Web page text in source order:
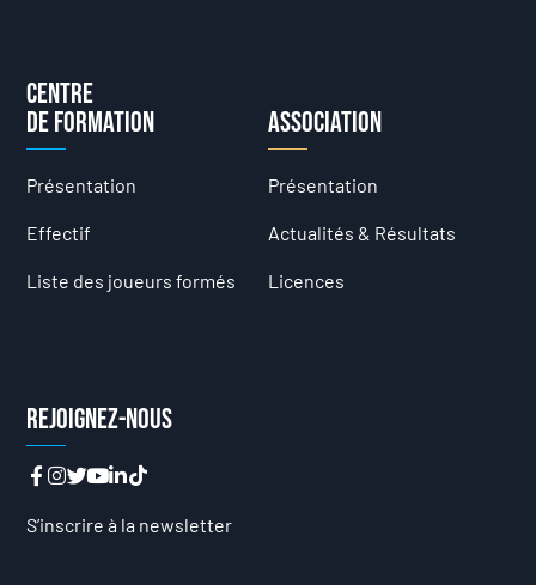
Centre
de formation
Présentation
Effectif
Liste des joueurs formés
Association
Présentation
Actualités & Résultats
Licences
Rejoignez-nous
S’inscrire à la newsletter